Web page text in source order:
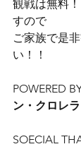
観戦は無料
すので
ご家族で是
い！！
POWERED
ン・クロレラ
SOECIAL